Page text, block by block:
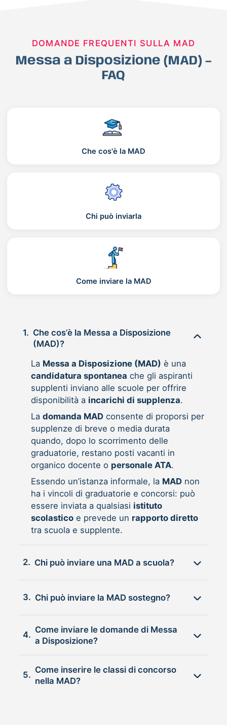
DOMANDE FREQUENTI SULLA MAD
Messa a Disposizione (MAD) –
FAQ
Che cos'è la MAD
Chi può inviarla
Come inviare la MAD
1. Che cos’è la Messa a Disposizione
(MAD)?
La Messa a Disposizione (MAD) è una
candidatura spontanea che gli aspiranti
supplenti inviano alle scuole per offrire
disponibilità a incarichi di supplenza.
La domanda MADconsente di proporsi per
supplenze di breve o media durata
quando, dopo lo scorrimento delle
graduatorie, restano posti vacanti in
organico docente o personale ATA.
Essendo un’istanza informale, la MADnon
ha i vincoli di graduatorie e concorsi: può
essere inviata a qualsiasi istituto
scolasticoe prevede un rapporto diretto
tra scuola e supplente.
2. Chi può inviare una MAD a scuola?
3. Chi può inviare la MAD sostegno?
4.
Come inviare le domande di Messa
a Disposizione?
5.
Come inserire le classi di concorso
nella MAD?